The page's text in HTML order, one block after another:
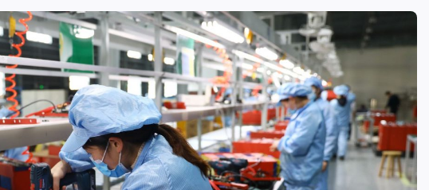
Обзоры
Интервью
Карты